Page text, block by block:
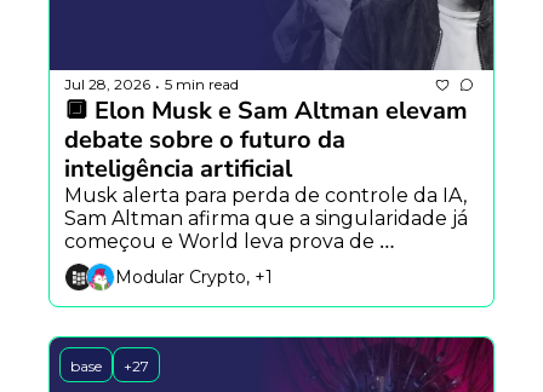
Jul 28, 2026 • 5 min read
🔲 Elon Musk e Sam Altman elevam
debate sobre o futuro da
inteligência artificial
Musk alerta para perda de controle da IA,
Sam Altman afirma que a singularidade já
começou e World leva prova de
humanidade para agentes autônomos.
Modular Crypto, +1
base +27